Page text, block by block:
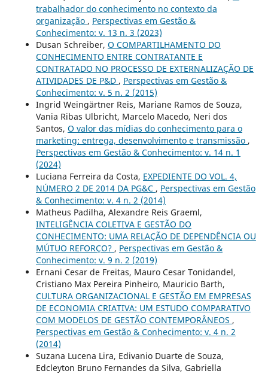
trabalhador do conhecimento no contexto da
organização , Perspectivas em Gestão &
Conhecimento: v. 13 n. 3 (2023)
Dusan Schreiber, O COMPARTILHAMENTO DO
CONHECIMENTO ENTRE CONTRATANTE E
CONTRATADO NO PROCESSO DE EXTERNALIZAÇÃO DE
ATIVIDADES DE P&D , Perspectivas em Gestão &
Conhecimento: v. 5 n. 2 (2015)
Ingrid Weingärtner Reis, Mariane Ramos de Souza,
Vania Ribas Ulbricht, Marcelo Macedo, Neri dos
Santos, O valor das mídias do conhecimento para o
marketing: entrega, desenvolvimento e transmissão ,
Perspectivas em Gestão & Conhecimento: v. 14 n. 1
(2024)
Luciana Ferreira da Costa, EXPEDIENTE DO VOL. 4,
NÚMERO 2 DE 2014 DA PG&C , Perspectivas em Gestão
& Conhecimento: v. 4 n. 2 (2014)
Matheus Padilha, Alexandre Reis Graeml,
INTELIGÊNCIA COLETIVA E GESTÃO DO
CONHECIMENTO: UMA RELAÇÃO DE DEPENDÊNCIA OU
MÚTUO REFORÇO? , Perspectivas em Gestão &
Conhecimento: v. 9 n. 2 (2019)
Ernani Cesar de Freitas, Mauro Cesar Tonidandel,
Cristiano Max Pereira Pinheiro, Mauricio Barth,
CULTURA ORGANIZACIONAL E GESTÃO EM EMPRESAS
DE ECONOMIA CRIATIVA: UM ESTUDO COMPARATIVO
COM MODELOS DE GESTÃO CONTEMPORÂNEOS ,
Perspectivas em Gestão & Conhecimento: v. 4 n. 2
(2014)
Suzana Lucena Lira, Edivanio Duarte de Souza,
Edcleyton Bruno Fernandes da Silva, Gabriella